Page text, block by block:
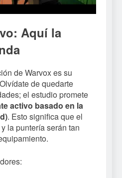
Aquí la
de Warvox es su
de quedarte
el estudio promete
activo basado en la
. Esto significa que el
y la puntería serán tan